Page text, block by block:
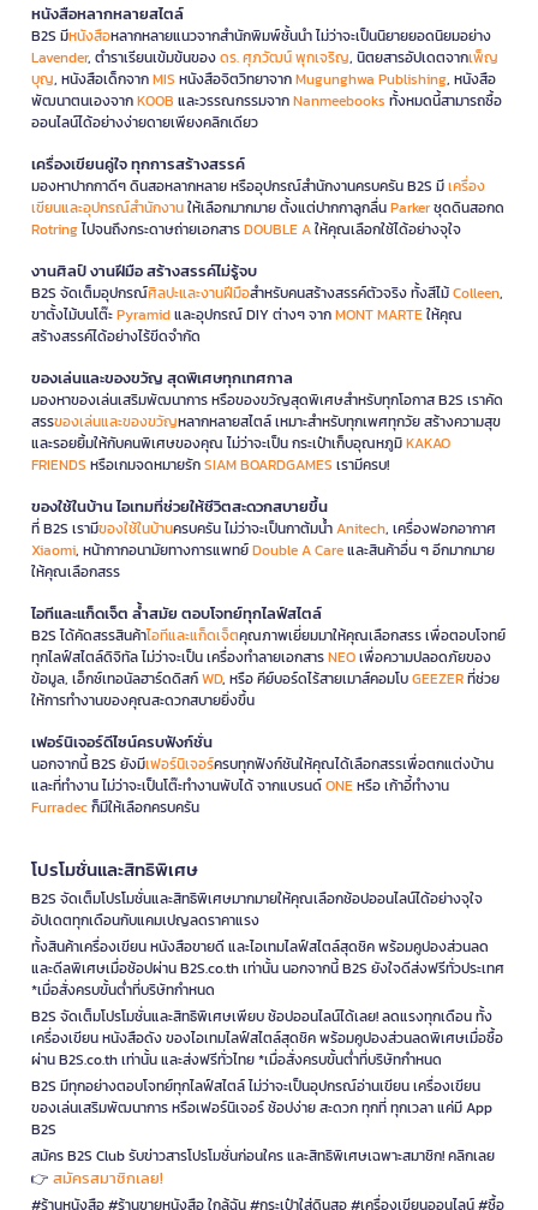
หนังสือหลากหลายสไตล์
B2S มีหนังสือหลากหลายแนวจากสำนักพิมพ์ชั้นนำ ไม่ว่าจะเป็นนิยายยอดนิยมอย่าง
Lavender, ตำราเรียนเข้มข้นของดร. ศุภวัฒน์ พุกเจริญ, นิตยสารอัปเดตจากเพ็ญ
บุญ, หนังสือเด็กจากMIS หนังสือจิตวิทยาจากMugunghwa Publishing, หนังสือ
พัฒนาตนเองจากKOOB และวรรณกรรมจากNanmeebooks ทั้งหมดนี้สามารถซื้อ
ออนไลน์ได้อย่างง่ายดายเพียงคลิกเดียว
เครื่องเขียนคู่ใจ ทุกการสร้างสรรค์
มองหาปากกาดีๆ ดินสอหลากหลาย หรืออุปกรณ์สำนักงานครบครัน B2S มีเครื่อง
เขียนและอุปกรณ์สำนักงานให้เลือกมากมาย ตั้งแต่ปากกาลูกลื่นParkerชุดดินสอกด
Rotringไปจนถึงกระดาษถ่ายเอกสารDOUBLE Aให้คุณเลือกใช้ได้อย่างจุใจ
งานศิลป์ งานฝีมือ สร้างสรรค์ไม่รู้จบ
B2S จัดเต็มอุปกรณ์ศิลปะและงานฝีมือสำหรับคนสร้างสรรค์ตัวจริง ทั้งสีไม้Colleen,
ขาตั้งไม้บนโต๊ะPyramidและอุปกรณ์ DIY ต่างๆ จากMONT MARTEให้คุณ
สร้างสรรค์ได้อย่างไร้ขีดจำกัด
ของเล่นและของขวัญ สุดพิเศษทุกเทศกาล
มองหาของเล่นเสริมพัฒนาการ หรือของขวัญสุดพิเศษสำหรับทุกโอกาส B2S เราคัด
สรรของเล่นและของขวัญหลากหลายสไตล์ เหมาะสำหรับทุกเพศทุกวัย สร้างความสุข
และรอยยิ้มให้กับคนพิเศษของคุณ ไม่ว่าจะเป็น กระเป๋าเก็บอุณหภูมิKAKAO
FRIENDS หรือเกมจดหมายรักSIAM BOARDGAMES เรามีครบ!
ของใช้ในบ้าน ไอเทมที่ช่วยให้ชีวิตสะดวกสบายขึ้น
ที่ B2S เรามีของใช้ในบ้านครบครัน ไม่ว่าจะเป็นกาต้มน้ำAnitech, เครื่องฟอกอากาศ
Xiaomi, หน้ากากอนามัยทางการแพทย์Double A Careและสินค้าอื่น ๆ อีกมากมาย
ให้คุณเลือกสรร
ไอทีและแก็ดเจ็ต ล้ำสมัย ตอบโจทย์ทุกไลฟ์สไตล์
B2S ได้คัดสรรสินค้าไอทีและแก็ดเจ็ตคุณภาพเยี่ยมมาให้คุณเลือกสรร เพื่อตอบโจทย์
ทุกไลฟ์สไตล์ดิจิทัล ไม่ว่าจะเป็น เครื่องทำลายเอกสารNEOเพื่อความปลอดภัยของ
ข้อมูล, เอ็กซ์เทอนัลฮาร์ดดิสก์WD, หรือ คีย์บอร์ดไร้สายเมาส์คอมโบGEEZERที่ช่วย
ให้การทำงานของคุณสะดวกสบายยิ่งขึ้น
เฟอร์นิเจอร์ดีไซน์ครบฟังก์ชั่น
นอกจากนี้ B2S ยังมีเฟอร์นิเจอร์ครบทุกฟังก์ชันให้คุณได้เลือกสรรเพื่อตกแต่งบ้าน
และที่ทำงาน ไม่ว่าจะเป็นโต๊ะทำงานพับได้ จากแบรนด์ONEหรือ เก้าอี้ทำงาน
Furradecก็มีให้เลือกครบครัน
โปรโมชั่นและสิทธิพิเศษ
B2S จัดเต็มโปรโมชั่นและสิทธิพิเศษมากมายให้คุณเลือกช้อปออนไลน์ได้อย่างจุใจ
อัปเดตทุกเดือนกับแคมเปญลดราคาแรง
ทั้งสินค้าเครื่องเขียน หนังสือขายดี และไอเทมไลฟ์สไตล์สุดชิค พร้อมคูปองส่วนลด
และดีลพิเศษเมื่อช้อปผ่าน B2S.co.th เท่านั้น นอกจากนี้ B2S ยังใจดีส่งฟรีทั่วประเทศ
*เมื่อสั่งครบขั้นต่ำที่บริษัทกำหนด
B2S จัดเต็มโปรโมชั่นและสิทธิพิเศษเพียบ ช้อปออนไลน์ได้เลย! ลดแรงทุกเดือน ทั้ง
เครื่องเขียน หนังสือดัง ของไอเทมไลฟ์สไตล์สุดชิค พร้อมคูปองส่วนลดพิเศษเมื่อซื้อ
ผ่าน B2S.co.th เท่านั้น และส่งฟรีทั่วไทย *เมื่อสั่งครบขั้นต่ำที่บริษัทกำหนด
B2S มีทุกอย่างตอบโจทย์ทุกไลฟ์สไตล์ ไม่ว่าจะเป็นอุปกรณ์อ่านเขียน เครื่องเขียน
ของเล่นเสริมพัฒนาการ หรือเฟอร์นิเจอร์ ช้อปง่าย สะดวก ทุกที่ ทุกเวลา แค่มี App
B2S
สมัคร B2S Club รับข่าวสารโปรโมชั่นก่อนใคร และสิทธิพิเศษเฉพาะสมาชิก! คลิกเลย
👉 สมัครสมาชิกเลย!
#ร้านหนังสือ #ร้านขายหนังสือ ใกล้ฉัน #กระเป๋าใส่ดินสอ #เครื่องเขียนออนไลน์ #ซื้อ